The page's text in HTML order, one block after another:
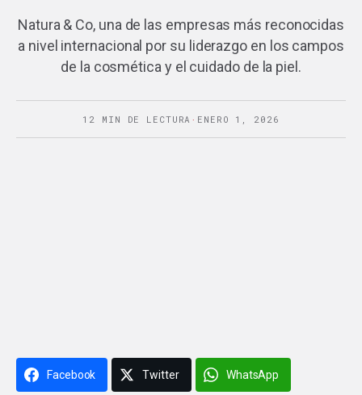
Natura & Co, una de las empresas más reconocidas
a nivel internacional por su liderazgo en los campos
de la cosmética y el cuidado de la piel.
12 MIN DE LECTURA · ENERO 1, 2026
Facebook Twitter WhatsApp